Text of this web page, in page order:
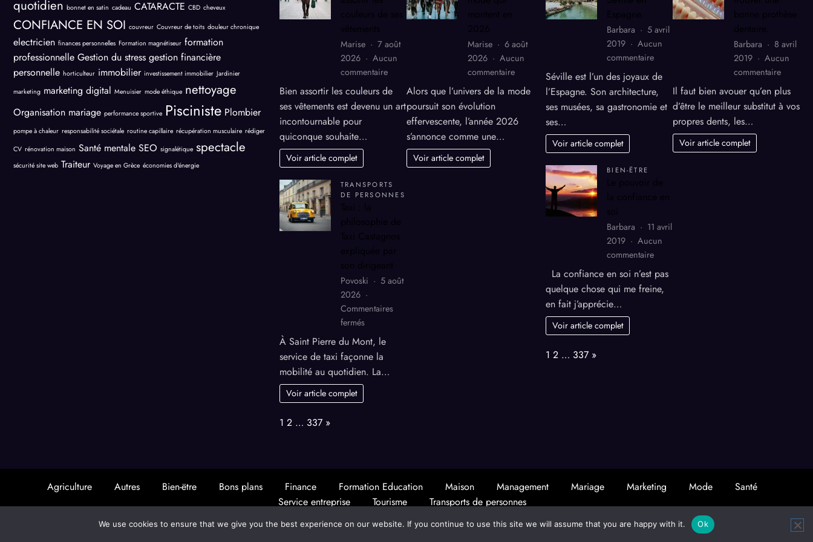
quotidien bonnet en satin cadeau CATARACTE CBD cheveux
CONFIANCE EN SOI couvreur Couvreur de toits douleur chronique
electricien finances personnelles Formation magnétiseur formation
professionnelle Gestion du stress gestion financière
personnelle horticulteur immobilier investissement immobilier Jardinier
marketing marketing digital Menuisier mode éthique nettoyage
Organisation mariage performance sportive Pisciniste Plombier
pompe à chaleur responsabilité sociétale routine capillaire récupération musculaire rédiger
CV rénovation maison Santé mentale SEO signalétique spectacle
sécurité site web Traiteur Voyage en Grèce économies d'énergie
couleurs de ses
vêtements
Marise
7 août
2026
Aucun
commentairesur
Comment
les
couleurs
vêtements
Bien assortir les couleurs de
ses vêtements est devenu un art
incontournable pour
quiconque souhaite…
Voir article complet
montent en
2026
Marise
6 août
2026
Aucun
commentairesur
Les
mode
Alors que l’univers de la mode
poursuit son évolution
effervescente, l’année 2026
s’annonce comme une…
Voir article complet
TRANSPORTS
DE PERSONNES
Taxi : la
philosophie de
Taxi Castagnos
expliquée par
son dirigeant
Povoski
5 août
2026
Commentaires
ferméssur
Taxi
la
philosophie
À Saint Pierre du Mont, le
service de taxi façonne la
mobilité au quotidien. La…
Voir article complet
Page:
1 2 … 337 Next
»
Espagne.
Barbara
5 avril
2019
Aucun
commentairesur
Séjours
Séville
en
Espagne.
Séville est l’un des joyaux de
l’Espagne. Son architecture,
ses musées, sa gastronomie et
ses…
Voir article complet
bonne prothèse
dentaire.
Barbara
8 avril
2019
Aucun
commentairesur
une
Il faut bien avouer qu’en plus
d’être le meilleur substitut à vos
propres dents, les…
Voir article complet
BIEN-ËTRE
Le pouvoir de
la confiance en
soi
Barbara
11 avril
2019
Aucun
commentairesur
pouvoir
de
La confiance en soi n’est pas
quelque chose qui me freine,
en fait j’apprécie…
Voir article complet
Page:
1 2 … 337 Next
»
Agriculture Autres Bien-ëtre Bons plans Finance Formation Education Maison Management Mariage Marketing Mode
Santé
Service entreprise
Tourisme Transports de personnes
NewsBlogger - Magazine & BlogWordPress Thème 2026 | Powered BySpiceThemes
We use cookies to ensure that we give you the best experience on our website. If you continue to use this site we will assume that you are happy with it. Ok